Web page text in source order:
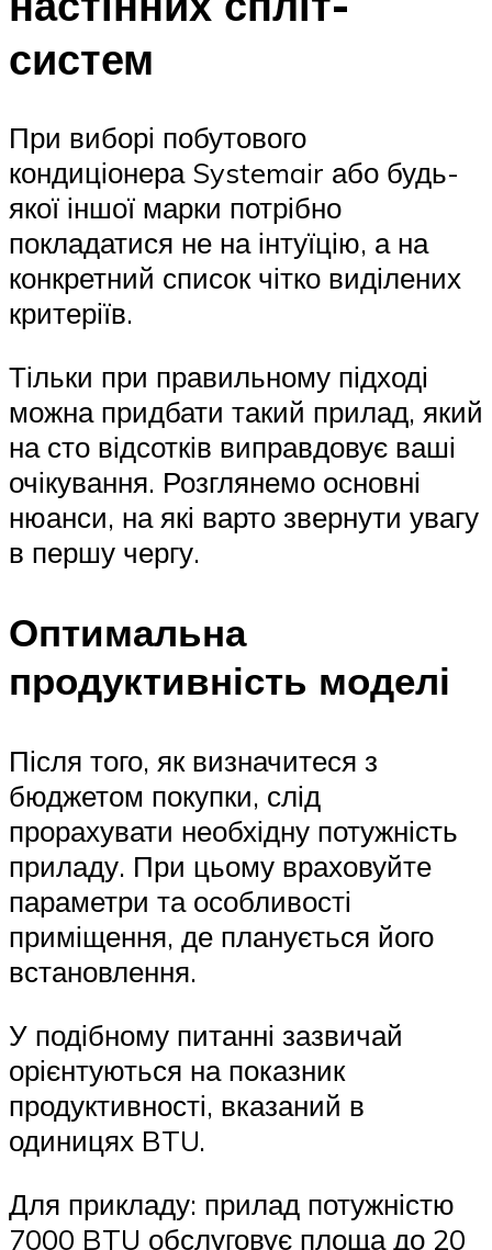
систем
При виборі побутового
кондиціонера Systemair або будь-
якої іншої марки потрібно
покладатися не на інтуїцію, а на
конкретний список чітко виділених
критеріїв.
Тільки при правильному підході
можна придбати такий прилад, який
на сто відсотків виправдовує ваші
очікування. Розглянемо основні
нюанси, на які варто звернути увагу
в першу чергу.
Оптимальна
продуктивність моделі
Після того, як визначитеся з
бюджетом покупки, слід
прорахувати необхідну потужність
приладу. При цьому враховуйте
параметри та особливості
приміщення, де планується його
встановлення.
У подібному питанні зазвичай
орієнтуються на показник
продуктивності, вказаний в
одиницях BTU.
Для прикладу: прилад потужністю
7000 BTU обслуговує площа до 20